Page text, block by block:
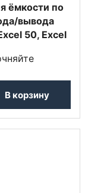
ёмкости по
вывода
50, Excel
В корзину